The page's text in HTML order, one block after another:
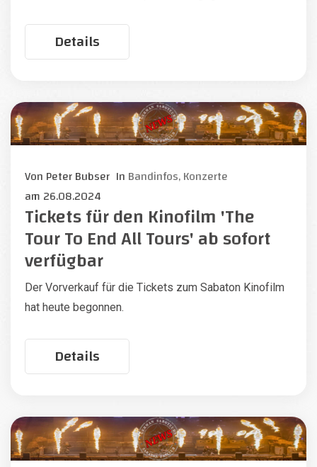
Details
Von Peter Bubser In Bandinfos,Konzerte
am 26.08.2024
Tickets für den Kinofilm 'The
Tour To End All Tours' ab sofort
verfügbar
Der Vorverkauf für die Tickets zum Sabaton Kinofilm
hat heute begonnen.
Details